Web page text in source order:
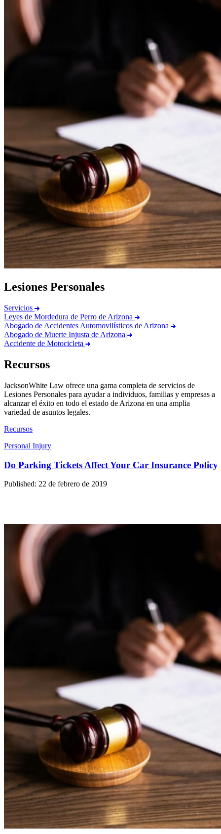
Lesiones Personales
Servicios
Leyes de Mordedura de Perro de Arizona
Abogado de Accidentes Automovilísticos de Arizona
Abogado de Muerte Injusta de Arizona
Accidente de Motocicleta
Recursos
JacksonWhite Law ofrece una gama completa de servicios de
Lesiones Personales para ayudar a individuos, familias y empresas a
alcanzar el éxito en todo el estado de Arizona en una amplia
variedad de asuntos legales.
Recursos
Personal Injury
Do Parking Tickets Affect Your Car Insurance
Published: 22 de febrero de 2019